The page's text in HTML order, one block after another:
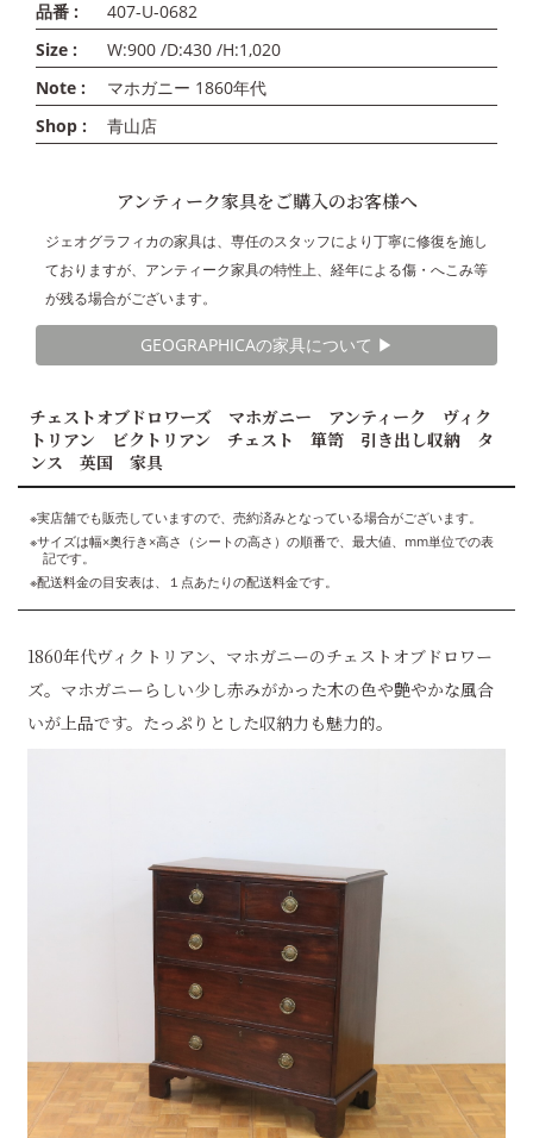
品番 :
407-U-0682
Size :
W:900 /D:430 /H:1,020
Note :
マホガニー 1860年代
Shop :
青山店
アンティーク家具をご購入のお客様へ
ジェオグラフィカの家具は、専任のスタッフにより丁寧に修復を施し
ておりますが、アンティーク家具の特性上、経年による傷・へこみ等
が残る場合がございます。
GEOGRAPHICAの家具について ▶︎
チェストオブドロワーズ マホガニー アンティーク ヴィク
トリアン ビクトリアン チェスト 箪笥 引き出し収納 タ
ンス 英国 家具
※実店舗でも販売していますので、売約済みとなっている場合がございます。
※サイズは幅×奥行き×高さ（シートの高さ）の順番で、最大値、mm単位での表
記です。
※配送料金の目安表は、１点あたりの配送料金です。
1860年代ヴィクトリアン、マホガニーのチェストオブドロワー
ズ。マホガニーらしい少し赤みがかった木の色や艶やかな風合
いが上品です。たっぷりとした収納力も魅力的。